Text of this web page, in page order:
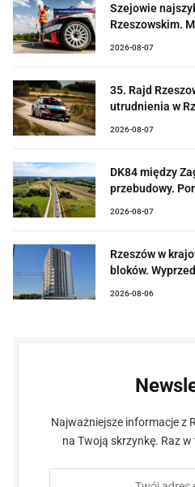
Szejowie
Rzeszowskim.
2026-08-07
35. Rajd
utrudnienia w
2026-08-07
DK84 między
przebudowy.
2026-08-07
Rzeszów w
bloków.
2026-08-06
Najważniejsze informacje z
na Twoją skrzynkę. Raz